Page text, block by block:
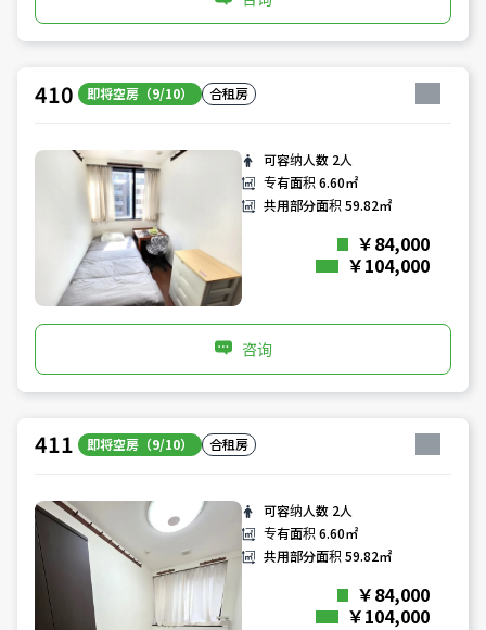
410 即将空房（9/10） 合租房
可容纳人数 2人
专有面积6.60㎡
共用部分面积59.82㎡
￥84,000
￥104,000
咨询
411 即将空房（9/10） 合租房
可容纳人数 2人
专有面积6.60㎡
共用部分面积59.82㎡
￥84,000
￥104,000